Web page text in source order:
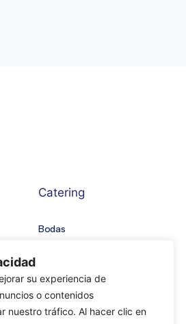
su experiencia de
o contenidos
nuestro tráfico. Al hacer clic en
Catering
Bodas
Empresas